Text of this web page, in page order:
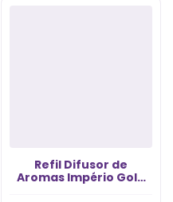
Refil Difusor de
Aromas Império Gold